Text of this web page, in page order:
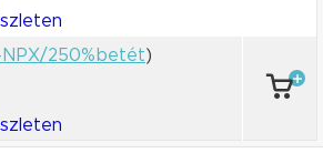
NPX/250%betét)